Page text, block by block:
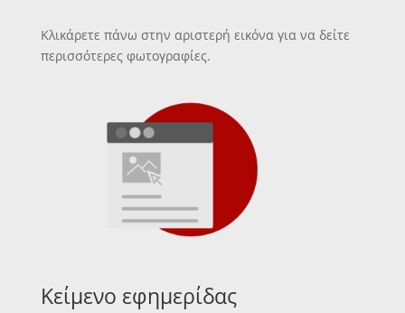
Κλικάρετε πάνω στην αριστερή εικόνα για να δείτε
περισσότερες φωτογραφίες.
Κείμενο εφημερίδας